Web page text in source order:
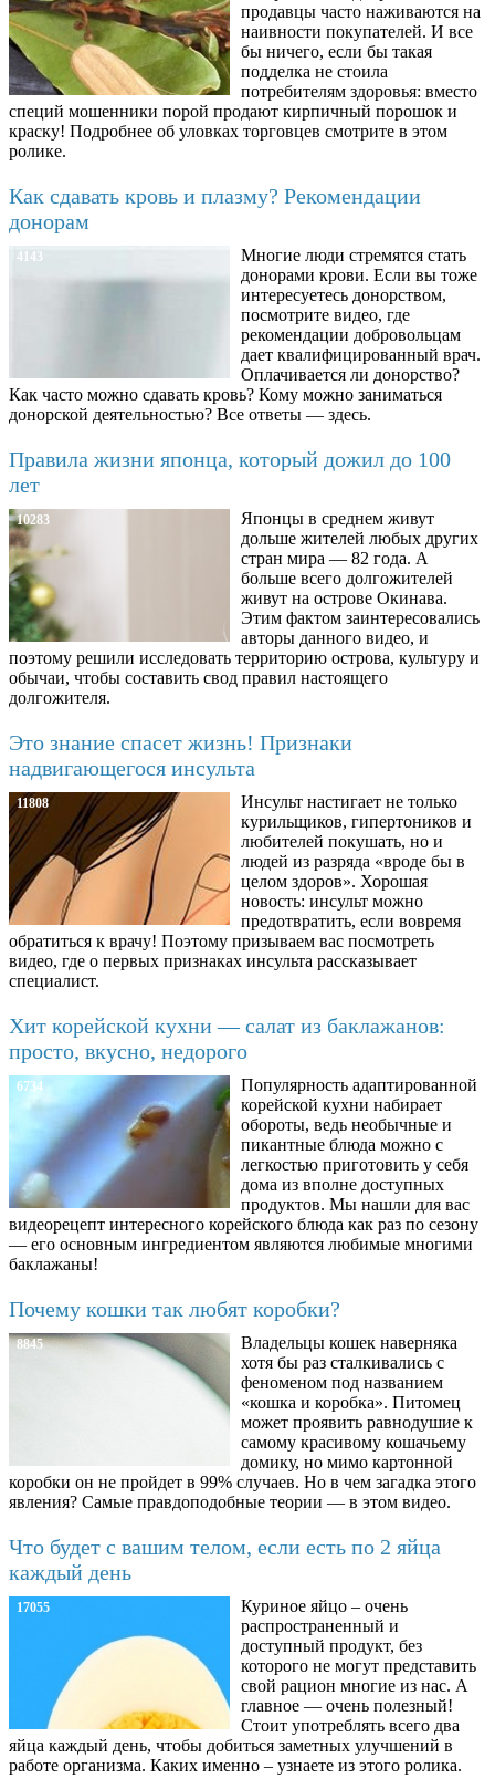
продавцы часто наживаются на
наивности покупателей. И все
бы ничего, если бы такая
подделка не стоила
потребителям здоровья: вместо
специй мошенники порой продают кирпичный порошок и
краску! Подробнее об уловках торговцев смотрите в этом
ролике.
Как сдавать кровь и плазму? Рекомендации
донорам
4143
Многие люди стремятся стать
донорами крови. Если вы тоже
интересуетесь донорством,
посмотрите видео, где
рекомендации добровольцам
дает квалифицированный врач.
Оплачивается ли донорство?
Как часто можно сдавать кровь? Кому можно заниматься
донорской деятельностью? Все ответы — здесь.
Правила жизни японца, который дожил до 100
лет
10283
Японцы в среднем живут
дольше жителей любых других
стран мира — 82 года. А
больше всего долгожителей
живут на острове Окинава.
Этим фактом заинтересовались
авторы данного видео, и
поэтому решили исследовать территорию острова, культуру и
обычаи, чтобы составить свод правил настоящего
долгожителя.
Это знание спасет жизнь! Признаки
надвигающегося инсульта
11808
Инсульт настигает не только
курильщиков, гипертоников и
любителей покушать, но и
людей из разряда «вроде бы в
целом здоров». Хорошая
новость: инсульт можно
предотвратить, если вовремя
обратиться к врачу! Поэтому призываем вас посмотреть
видео, где о первых признаках инсульта рассказывает
специалист.
Хит корейской кухни — салат из баклажанов:
просто, вкусно, недорого
6734
Популярность адаптированной
корейской кухни набирает
обороты, ведь необычные и
пикантные блюда можно с
легкостью приготовить у себя
дома из вполне доступных
продуктов. Мы нашли для вас
видеорецепт интересного корейского блюда как раз по сезону
— его основным ингредиентом являются любимые многими
баклажаны!
Почему кошки так любят коробки?
8845
Владельцы кошек наверняка
хотя бы раз сталкивались с
феноменом под названием
«кошка и коробка». Питомец
может проявить равнодушие к
самому красивому кошачьему
домику, но мимо картонной
коробки он не пройдет в 99% случаев. Но в чем загадка этого
явления? Самые правдоподобные теории — в этом видео.
Что будет с вашим телом, если есть по 2 яйца
каждый день
17055
Куриное яйцо – очень
распространенный и
доступный продукт, без
которого не могут представить
свой рацион многие из нас. А
главное — очень полезный!
Стоит употреблять всего два
яйца каждый день, чтобы добиться заметных улучшений в
работе организма. Каких именно – узнаете из этого ролика.